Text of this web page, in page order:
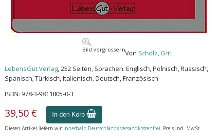
Bild vergrössernVon Scholz, Grit
LebensGut Verlag, 252 Seiten, Sprachen: Englisch, Polnisch, Russisch,
Spanisch, Türkisch, Italienisch, Deutsch, Französisch
ISBN: 978-3-9811805-0-3
39,50 € In den Korb
Diesen Artikel liefern wir innerhalb Deutschlands versandkostenfrei. Preis incl. MwSt.